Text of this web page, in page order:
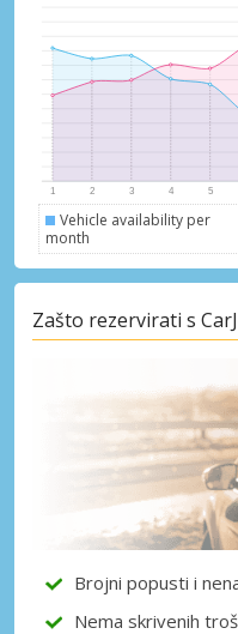
Pristupite
dobavljača
Vehicle availability per
month
Zašto rezervirati s
Brojni popusti i
Nema skrivenih